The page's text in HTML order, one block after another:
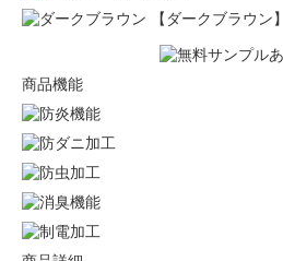
【ダークブラウン】
商品機能